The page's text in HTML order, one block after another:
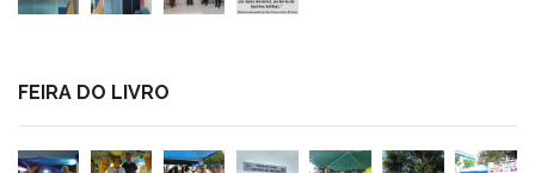
FEIRA DO LIVRO